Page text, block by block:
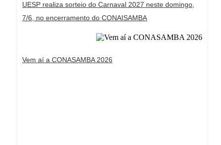
UESP realiza sorteio do Carnaval 2027 neste domingo,
7/6, no encerramento do CONAISAMBA
Vem aí a CONASAMBA 2026